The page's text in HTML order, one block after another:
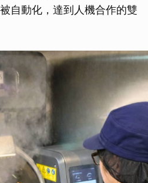
自動化，達到人機合作的雙